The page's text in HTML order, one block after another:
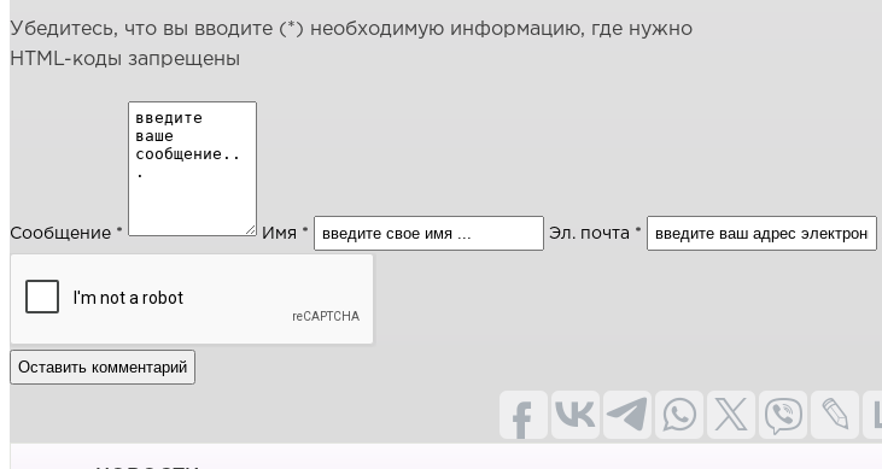
Убедитесь, что вы вводите (*) необходимую информацию, где нужно
HTML-коды запрещены
Сообщение * Имя * Эл. почта *